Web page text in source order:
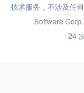
技术服务，不涉及任
Software
24